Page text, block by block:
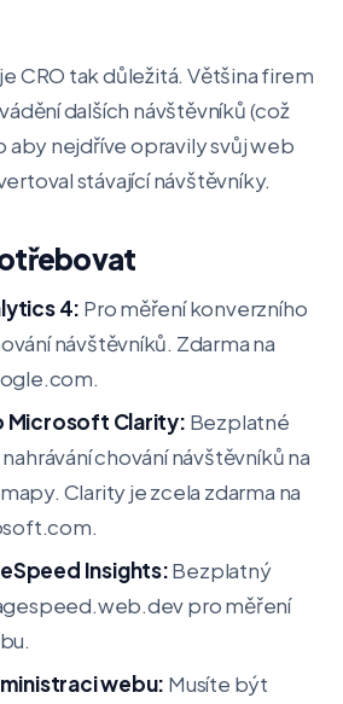
CRO tak důležitá. Většina firem
dalších návštěvníků (což
aby nejdříve opravily svůj web
stávající návštěvníky.
4: Pro měření konverzního
návštěvníků. Zdarma na
Microsoft Clarity: Bezplatné
chování návštěvníků na
Clarity je zcela zdarma na
Insights:Bezplatný
pro měření
webu: Musíte být